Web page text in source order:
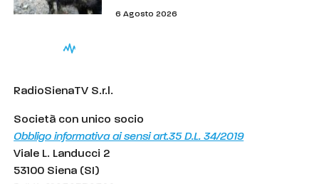
6 Agosto 2026
RadioSienaTV S.r.l.
Società con unico socio
Obbligo informativa ai sensi art.35 D.L. 34/2019
Viale L. Landucci 2
53100 Siena (SI)